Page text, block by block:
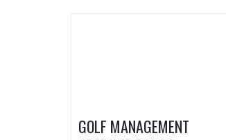
GOLF MANAGEMENT